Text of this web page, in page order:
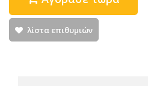
λίστα επιθυμιών